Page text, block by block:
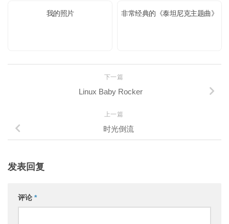
我的照片 非常经典的《泰坦尼克主题曲》
下一篇
Linux Baby Rocker
上一篇
时光倒流
发表回复
评论 *